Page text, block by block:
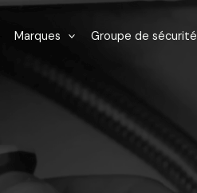
Marques Groupe de sécurité